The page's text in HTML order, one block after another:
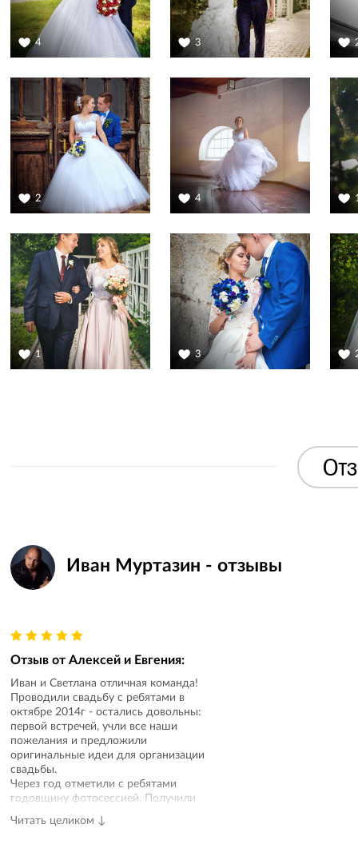
4 3
2 4
1 3
Иван Муртазин - отзывы
Отзыв от Алексей и Евгения:
Иван и Светлана отличная команда!
Проводили свадьбу с ребятами в
октябре 2014г - остались довольны:
первой встречей, учли все наши
пожелания и предложили
оригинальные идеи для организации
свадьбы.
Через год отметили с ребятами
годовщину фотосессией. Получили
великолепные фотографии.
Читать целиком ↓